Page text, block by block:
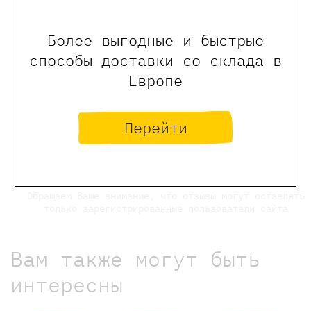
Более выгодные и быстрые
способы доставки со склада в
Европе
Перейти
Отзывы
Вам также могут быть
интересны